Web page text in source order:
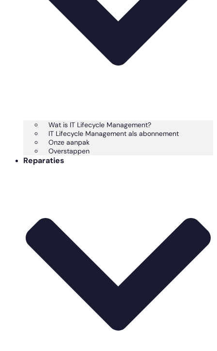
Wat is IT Lifecycle Management?
IT Lifecycle Management als abonnement
Onze aanpak
Overstappen
Reparaties